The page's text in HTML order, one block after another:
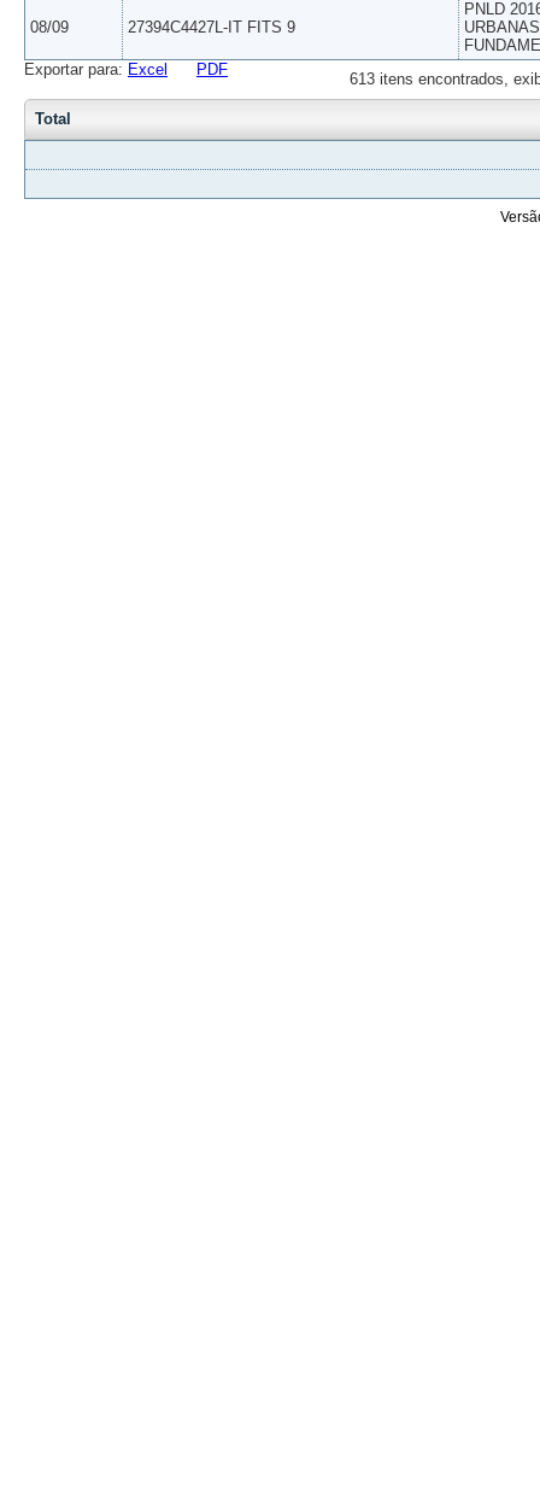
08/09 27394C4427L-IT FITS 9
PNLD
613 itens encontrados,
Exportar para: Excel PDF
Total